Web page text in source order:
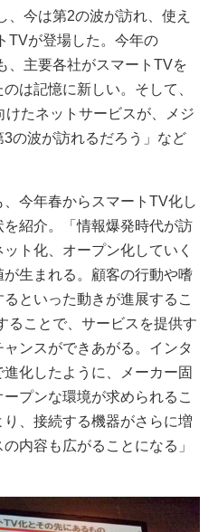
、今は第2の波が訪れ、使え
TVが登場した。今年の
、主要各社がスマートTVを
は記憶に新しい。そして、
たネットサービスが、メジ
の波が訪れるだろう」など
今年春からスマートTV化し
紹介。「情報爆発時代が訪
ト化、オープン化していく
生まれる。顧客の行動や嗜
といった動きが進展するこ
ることで、サービスを提供す
ンスができあがる。インタ
化したように、メーカー固
プンな環境が求められるこ
、接続する機器がさらに増
内容も広がることになる」